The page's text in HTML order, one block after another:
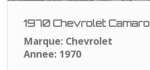
1970 Chevrolet Camaro
Marque: Chevrolet
Annee: 1970